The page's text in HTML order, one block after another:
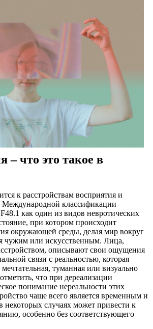
– что это такое в
к расстройствам восприятия и
Международной классификации
как один из видов невротических
при котором происходит
окружающей среды, делая мир вокруг
чужим или искусственным. Лица,
описывают свои ощущения
связи с реальностью, которая
туманная или визуально
что при дереализации
понимание нереальности этих
чаще всего является временным и
некоторых случаях может привести к
особенно без соответствующего